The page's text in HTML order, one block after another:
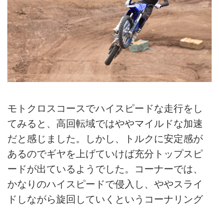
モトクロスコースでハイスピードな走行をし
てみると、高回転域ではややマイルドな加速
だと感じました。しかし、トルクに安定感が
あるのでギヤを上げていけば充分トップスピ
ードが出ているようでした。コーナーでは、
かなりのハイスピードで侵入し、ややスライ
ドしながら旋回していくというコーナリング